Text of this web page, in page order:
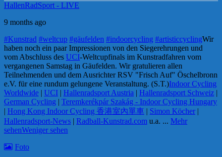
HallenRadSport - LIVE
9 months ago
#Kunstrad #weltcup #gäufelden #indoorcycling #artisticcyclingWir
haben noch ein paar Impressionen von den Siegerehrungen und
vom Abschluss des UCI-Weltcupfinals im Kunstradfahren vom
vergangenen Samstag in Gäufelden. Wir gratulieren allen
Teilnehmenden und dem Ausrichter RSV "Frisch Auf" Öschelbronn
e.V. für eine rundum gelungene Veranstaltung. (S.T.)Indoor Cycling
Worldwide | UCI | Hallenradsport Austria | Hallenradsport Schweiz |
German Cycling | Teremkerékpár Szakág - Indoor Cycling Hungary
| Hong Kong Indoor Cycling 香港室內單車 | Simon Köcher |
Hallenradsport-News | Radball-Kunstrad.com u.a. ... Mehr
sehenWeniger sehen
Foto